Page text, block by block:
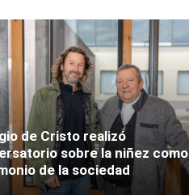
de Cristo realizó
sobre la niñez como
de la sociedad